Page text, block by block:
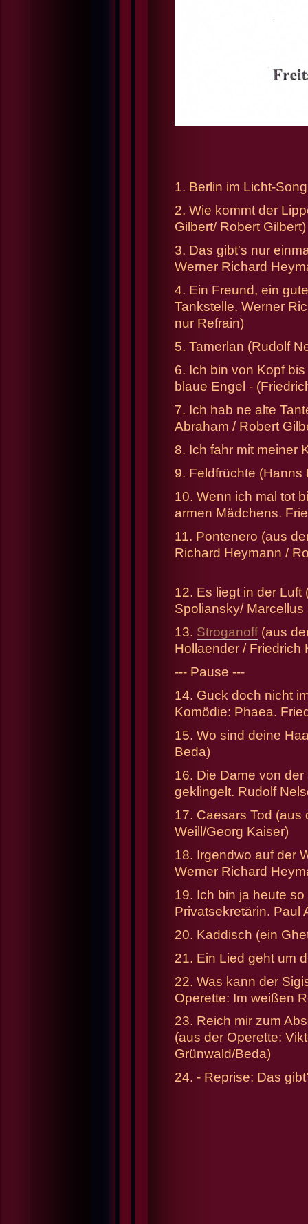
1. Berlin im Licht-
2. Wie kommt der
Gilbert/ Robert Gilbert)
3. Das gibt's nur
Werner Richard
4. Ein Freund, ein
Tankstelle. Werner
nur Refrain)
5. Tamerlan (Rudolf
6. Ich bin von Kopf
blaue Engel -
7. Ich hab ne alte
Abraham / Robert
8. Ich fahr mit meiner
9. Feldfrüchte (Hanns
10. Wenn ich mal tot
armen Mädchens.
11. Pontenero (aus
Richard Heymann /
12. Es liegt in der
Spoliansky/ Marcellus
13. Stroganoff(aus
Hollaender / Friedrich
--- Pause ---
14. Guck doch nicht
Komödie: Phaea.
15. Wo sind deine
Beda)
16. Die Dame von
geklingelt. Rudolf
17. Caesars Tod (aus
Weill/Georg Kaiser)
18. Irgendwo auf der
Werner Richard
19. Ich bin ja heute
Privatsekretärin. Paul
20. Kaddisch (ein
21. Ein Lied geht um
22. Was kann der
Operette: Im weißen
23. Reich mir zum
(aus der Operette:
Grünwald/Beda)
24. - Reprise: Das